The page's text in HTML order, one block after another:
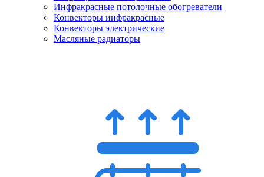
Инфракрасные потолочные обогреватели
Конвекторы инфракрасные
Конвекторы электрические
Масляные радиаторы